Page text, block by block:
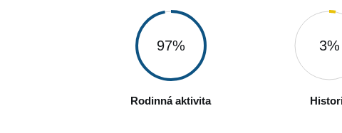
97%
Rodinná aktivita
3%